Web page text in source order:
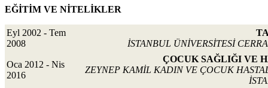
EĞİTİM VE NİTELİKLER
Eyl 2002 - Tem
2008
İSTANBUL ÜNİVERSİTESİ
Oca 2012 - Nis
2016
ÇOCUK SAĞLIĞI VE
ZEYNEP KAMİL KADIN VE ÇOCUK